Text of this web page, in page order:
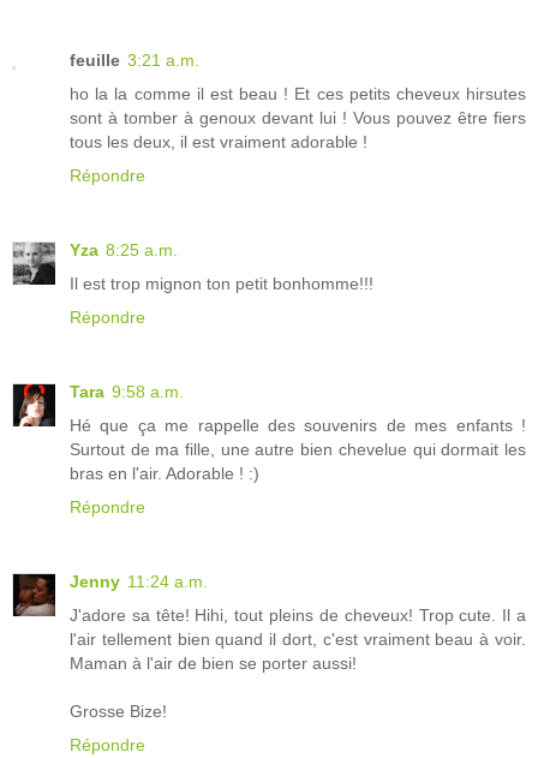
feuille 3:21 a.m.
ho la la comme il est beau ! Et ces petits cheveux hirsutes
sont à tomber à genoux devant lui ! Vous pouvez être fiers
tous les deux, il est vraiment adorable !
Répondre
Yza 8:25 a.m.
Il est trop mignon ton petit bonhomme!!!
Répondre
Tara 9:58 a.m.
Hé que ça me rappelle des souvenirs de mes enfants !
Surtout de ma fille, une autre bien chevelue qui dormait les
bras en l'air. Adorable ! :)
Répondre
Jenny 11:24 a.m.
J'adore sa tête! Hihi, tout pleins de cheveux! Trop cute. Il a
l'air tellement bien quand il dort, c'est vraiment beau à voir.
Maman à l'air de bien se porter aussi!
Grosse Bize!
Répondre